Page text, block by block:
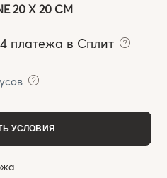
20 X 20 СМ
4 платежа в Сплит
УСЛОВИЯ